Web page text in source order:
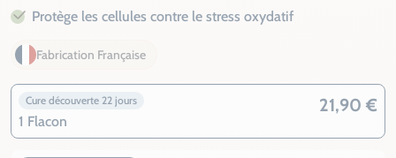
Protège les cellules contre le stress oxydatif
Fabrication Française
Cure découverte 22 jours
1 Flacon
21,90 €